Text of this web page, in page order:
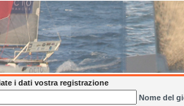
i dati vostra registrazione
Nome del